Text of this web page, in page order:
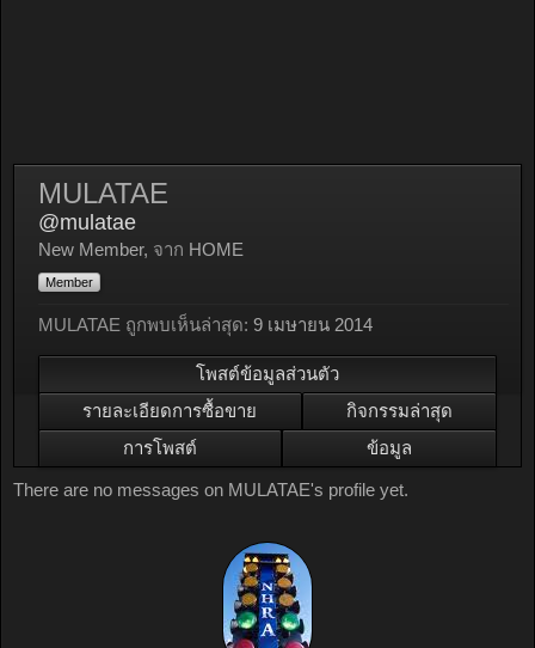
MULATAE
@mulatae
New Member, จาก HOME
Member
MULATAE ถูกพบเห็นล่าสุด: 9 เมษายน 2014
โพสต์ข้อมูลส่วนตัว
รายละเอียดการซื้อขาย
กิจกรรมล่าสุด
การโพสต์
ข้อมูล
There are no messages on MULATAE's profile yet.